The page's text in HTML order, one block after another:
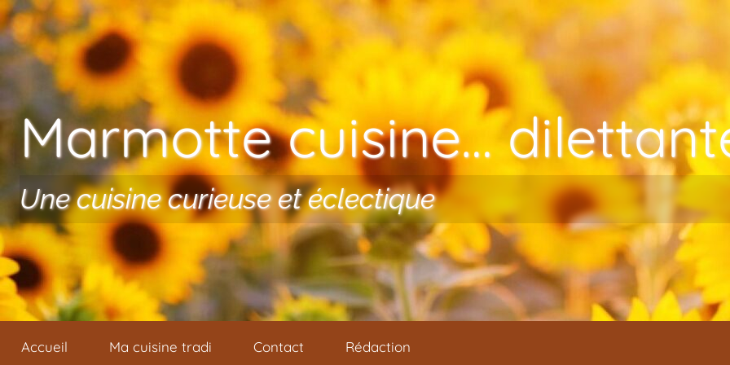
Aller au contenu
Marmotte cuisine…
Une cuisine curieuse et éclectique
Accueil Ma cuisine tradi Contact Rédaction